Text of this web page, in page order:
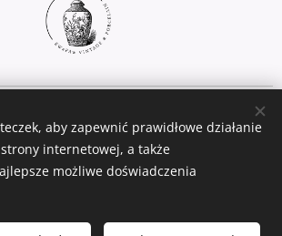
Języki
Polski
English
aby zapewnić prawidłowe działanie
internetowej, a także
możliwe doświadczenia